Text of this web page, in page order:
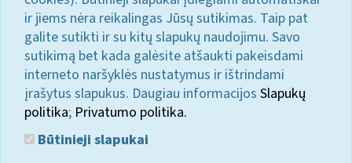
ir jiems nėra reikalingas Jūsų sutikimas. Taip pat
galite sutikti ir su kitų slapukų naudojimu. Savo
sutikimą bet kada galėsite atšaukti pakeisdami
interneto naršyklės nustatymus ir ištrindami
įrašytus slapukus. Daugiau informacijos Slapukų
politika; Privatumo politika.
Būtinieji slapukai